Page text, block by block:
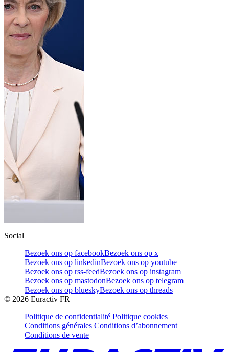
Social
Bezoek ons op facebookBezoek ons op x
Bezoek ons op linkedinBezoek ons op youtube
Bezoek ons op rss-feedBezoek ons op instagram
Bezoek ons op mastodonBezoek ons op telegram
Bezoek ons op blueskyBezoek ons op threads
© 2026 Euractiv FR
Politique de confidentialité Politique cookies
Conditions générales Conditions d’abonnement
Conditions de vente